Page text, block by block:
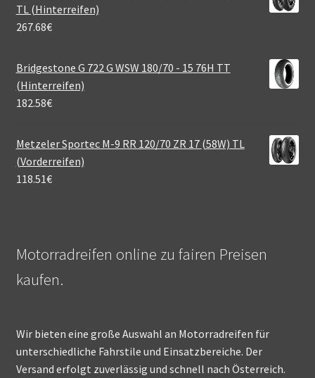
TL (Hinterreifen)
267.68€
Bridgestone G 722 G WSW 180/70 - 15 76H TT
(Hinterreifen)
182.58€
Metzeler Sportec M-9 RR 120/70 ZR 17 (58W) TL
(Vorderreifen)
118.51€
Motorradreifen online zu fairen Preisen
kaufen.
Wir bieten eine große Auswahl an Motorradreifen für
unterschiedliche Fahrstile und Einsatzbereiche. Der
Versand erfolgt zuverlässig und schnell nach Österreich.